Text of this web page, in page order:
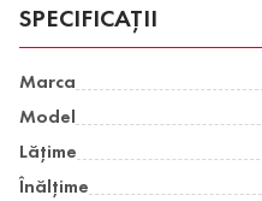
SPECIFICAȚII
Marca
Model
Lăţime
Înălţime